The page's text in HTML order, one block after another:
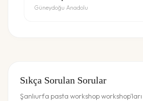
Güneydoğu Anadolu
Sıkça Sorulan Sorular
Şanlıurfa pasta workshop